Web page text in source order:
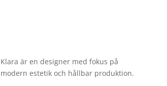
Klara är en designer med fokus på
modern estetik och hållbar produktion.